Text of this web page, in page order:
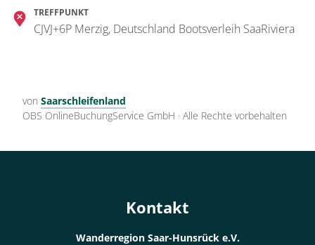
TREFFPUNKT
CJVJ+6P Merzig, Deutschland Bootsverleih SaaRiviera
von Saarschleifenland
OBS OnlineBuchungService GmbH · Alle Rechte vorbehalten
Kontakt
Wanderregion Saar-Hunsrück e.V.